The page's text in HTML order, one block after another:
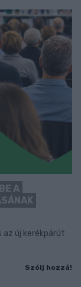
A
az új kerékpárút
Szólj hozzá!